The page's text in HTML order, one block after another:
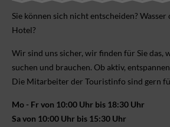
Sie können sich nicht ent­scheiden?
Hotel?
Wir sind uns sicher, wir finden für Sie das,
suchen und brauchen. Ob aktiv,
Die Mitarbeiter der Touristinfo sind gern
Mo - Fr von 10:00 Uhr bis 18:30 Uhr
Sa von 10:00 Uhr bis 15:30 Uhr